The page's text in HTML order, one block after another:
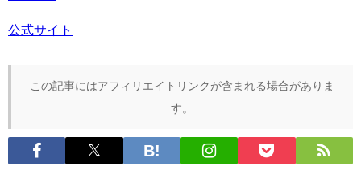
公式サイト
この記事にはアフィリエイトリンクが含まれる場合がありま
す。